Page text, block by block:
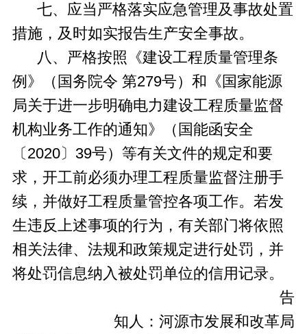
七、应当严格落实应急管理及事故处置
措施，及时如实报告生产安全事故。
八、严格按照《建设工程质量管理条
例》（国务院令 第279号）和《国家能源
局关于进一步明确电力建设工程质量监督
机构业务工作的通知》（国能函安全
〔2020〕39号）等有关文件的规定和要
求，开工前必须办理工程质量监督注册手
续，并做好工程质量管控各项工作。若发
生违反上述事项的行为，有关部门将依照
相关法律、法规和政策规定进行处罚，并
将处罚信息纳入被处罚单位的信用记录。
告
知人：河源市发展和改革局